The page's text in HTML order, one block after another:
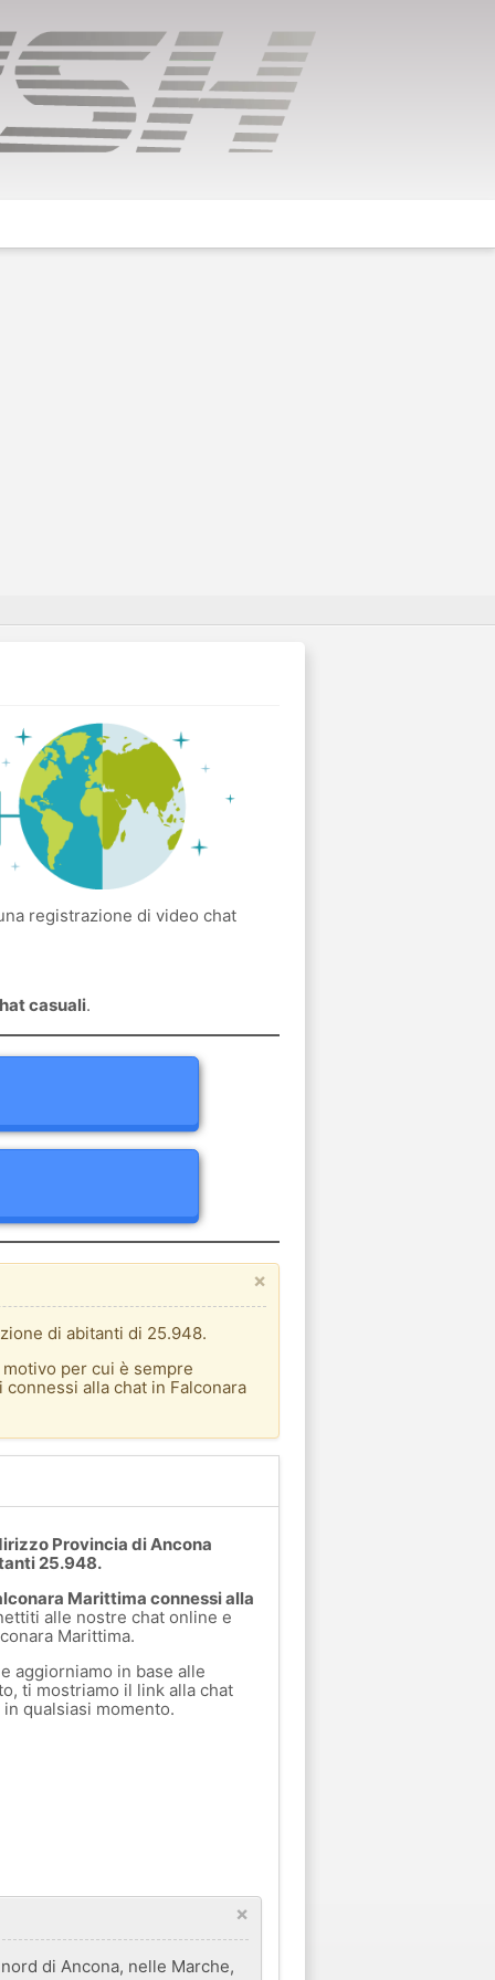
registrazione di video chat
casuali.
×
di abitanti di 25.948.
per cui è sempre
alla chat in Falconara
Provincia di Ancona
25.948.
Marittima connessi alla
alle nostre chat online e
Marittima.
aggiorniamo in base alle
ti mostriamo il link alla chat
qualsiasi momento.
×
di Ancona, nelle Marche,